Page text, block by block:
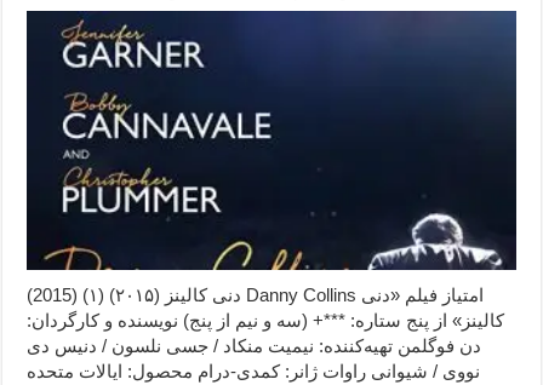
دنی کالینز (۲۰۱۵) (۱) (2015) Danny Collins امتیاز فیلم «دنی
کالینز» از پنج ستاره: ***+ (سه و نیم از پنج) نویسنده و کارگردان:
دن فوگلمن تهیه‌کننده: نیمیت منکاد / جسی نلسون / دنیس دی
نووی / شیوانی راوات ژانر: کمدی-درام محصول: ایالات متحده